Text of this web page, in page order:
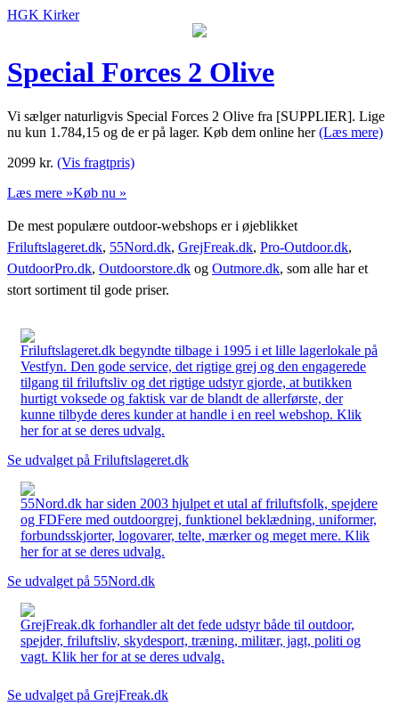
HGK Kirker
Special Forces 2 Olive
Vi sælger naturligvis Special Forces 2 Olive fra [SUPPLIER]. Lige
nu kun 1.784,15 og de er på lager. Køb dem online her(Læs mere)
2099 kr. (Vis fragtpris)
Læs mere »Køb nu »
De mest populære outdoor-webshops er i øjeblikket
Friluftslageret.dk, 55Nord.dk, GrejFreak.dk, Pro-Outdoor.dk,
OutdoorPro.dk, Outdoorstore.dk og Outmore.dk, som alle har et
stort sortiment til gode priser.
Friluftslageret.dk begyndte tilbage i 1995 i et lille lagerlokale på
Vestfyn. Den gode service, det rigtige grej og den engagerede
tilgang til friluftsliv og det rigtige udstyr gjorde, at butikken
hurtigt voksede og faktisk var de blandt de allerførste, der
kunne tilbyde deres kunder at handle i en reel webshop. Klik
her for at se deres udvalg.
Se udvalget på Friluftslageret.dk
55Nord.dk har siden 2003 hjulpet et utal af friluftsfolk, spejdere
og FDFere med outdoorgrej, funktionel beklædning, uniformer,
forbundsskjorter, logovarer, telte, mærker og meget mere. Klik
her for at se deres udvalg.
Se udvalget på 55Nord.dk
GrejFreak.dk forhandler alt det fede udstyr både til outdoor,
spejder, friluftsliv, skydesport, træning, militær, jagt, politi og
vagt. Klik her for at se deres udvalg.
Se udvalget på GrejFreak.dk